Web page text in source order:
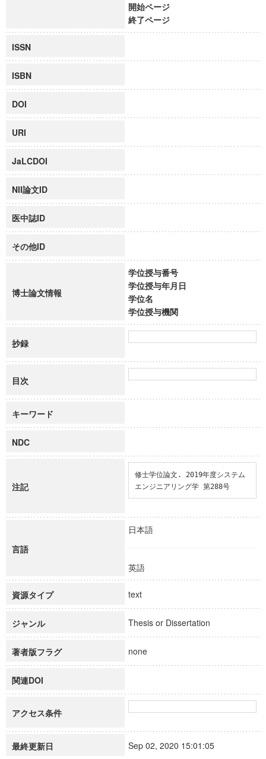
開始ページ
終了ページ
ISSN
ISBN
DOI
URI
JaLCDOI
NII論文ID
医中誌ID
その他ID
博士論文情報
学位授与番号
学位授与年月日
学位名
学位授与機関
抄録
目次
キーワード
NDC
注記
修士学位論文. 2019年度システム
エンジニアリング学 第288号
言語
日本語
英語
資源タイプ text
ジャンル Thesis or Dissertation
著者版フラグ none
関連DOI
アクセス条件
最終更新日 Sep 02, 2020 15:01:05